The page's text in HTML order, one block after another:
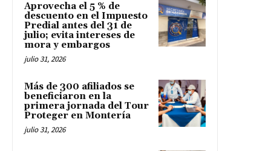
Aprovecha el 5 % de
descuento en el Impuesto
Predial antes del 31 de
julio; evita intereses de
mora y embargos
julio 31, 2026
Más de 300 afiliados se
beneficiaron en la
primera jornada del Tour
Proteger en Montería
julio 31, 2026